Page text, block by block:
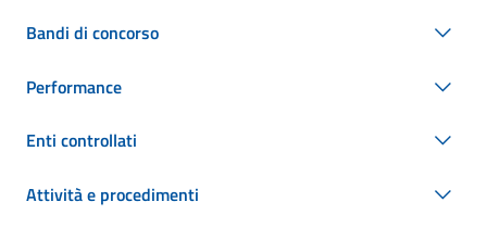
Bandi di concorso
Performance
Enti controllati
Attività e procedimenti